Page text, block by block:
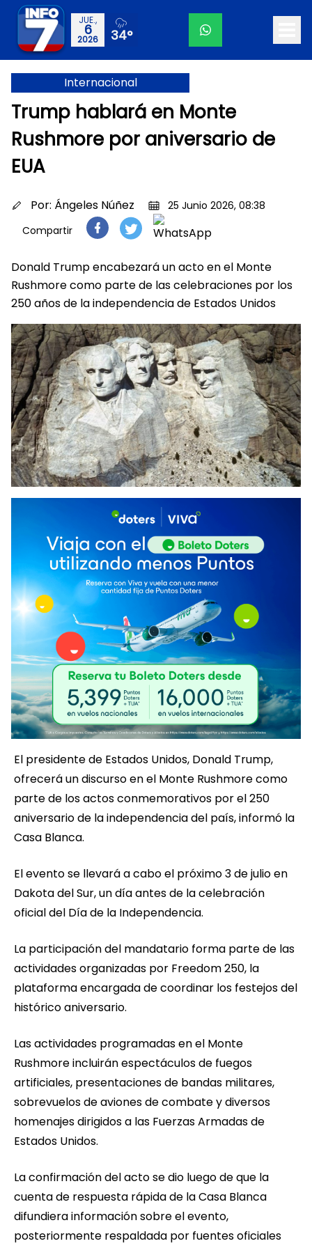
JUE.,
6
2026 34°
Internacional
Trump hablará en Monte
Rushmore por aniversario de
EUA
Por: Ángeles Núñez
25 Junio 2026, 08:38
Compartir
Donald Trump encabezará un acto en el Monte
Rushmore como parte de las celebraciones por los
250 años de la independencia de Estados Unidos
El presidente de Estados Unidos, Donald Trump,
ofrecerá un discurso en el Monte Rushmore como
parte de los actos conmemorativos por el 250
aniversario de la independencia del país, informó la
Casa Blanca.
El evento se llevará a cabo el próximo 3 de julio en
Dakota del Sur, un día antes de la celebración
oficial del Día de la Independencia.
La participación del mandatario forma parte de las
actividades organizadas por Freedom 250, la
plataforma encargada de coordinar los festejos del
histórico aniversario.
Las actividades programadas en el Monte
Rushmore incluirán espectáculos de fuegos
artificiales, presentaciones de bandas militares,
sobrevuelos de aviones de combate y diversos
homenajes dirigidos a las Fuerzas Armadas de
Estados Unidos.
La confirmación del acto se dio luego de que la
cuenta de respuesta rápida de la Casa Blanca
difundiera información sobre el evento,
posteriormente respaldada por fuentes oficiales